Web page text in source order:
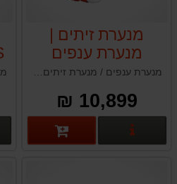
מנערת זיתים |
מנערת ענפים
ממונעת בנזין
סיפרלי
CIFARELLI
SC904R
10,899 ₪
פרטים נוספים